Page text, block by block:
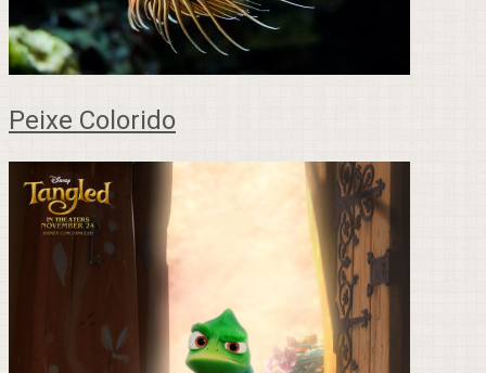
Peixe Colorido